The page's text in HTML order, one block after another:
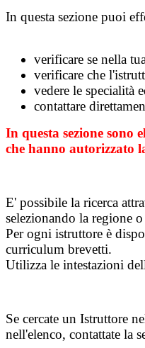
In questa sezione puoi
verificare se nella
verificare che
vedere le specialità
contattare
In questa sezione
che hanno autorizzato
E' possibile la ricerca
selezionando la regione
Per ogni istruttore è
curriculum brevetti.
Utilizza le intestazioni
Se cercate un Istruttore
nell'elenco, contattate la